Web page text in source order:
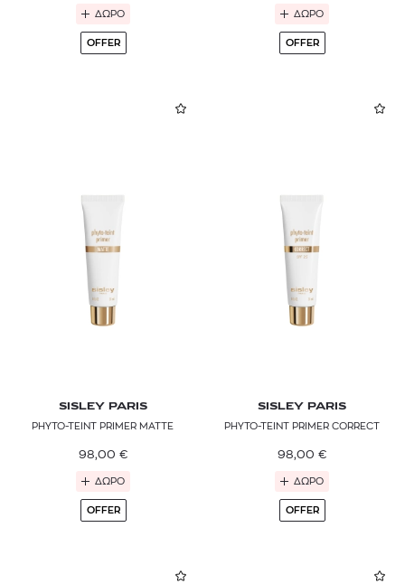
ΔΩΡΟ
OFFER
ΔΩΡΟ
OFFER
SISLEY PARIS
PHYTO-TEINT PRIMER MATTE
98,00 €
ΔΩΡΟ
OFFER
SISLEY PARIS
PHYTO-TEINT PRIMER CORRECT
98,00 €
ΔΩΡΟ
OFFER